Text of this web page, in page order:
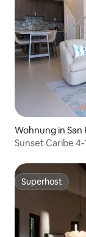
Wohnung in San
Sunset Caribe
Superhost
Superhost